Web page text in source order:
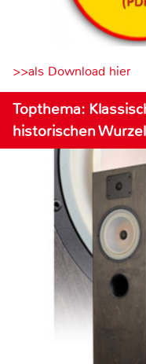
>>als Download hier
Topthema:
historischen